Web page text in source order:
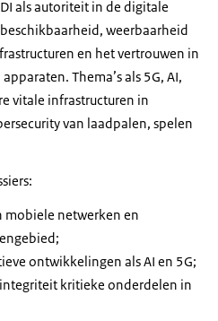
als autoriteit in de digitale
weerbaarheid
en het vertrouwen in
Thema’s als 5G, AI,
vitale infrastructuren in
van laadpalen, spelen
mobiele netwerken en
ontwikkelingen als AI en 5G;
kritieke onderdelen in